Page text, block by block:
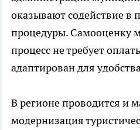
оказывают содействие в
процедуры. Самооценку
процесс не требует
адаптирован для
В регионе проводится и
модернизация